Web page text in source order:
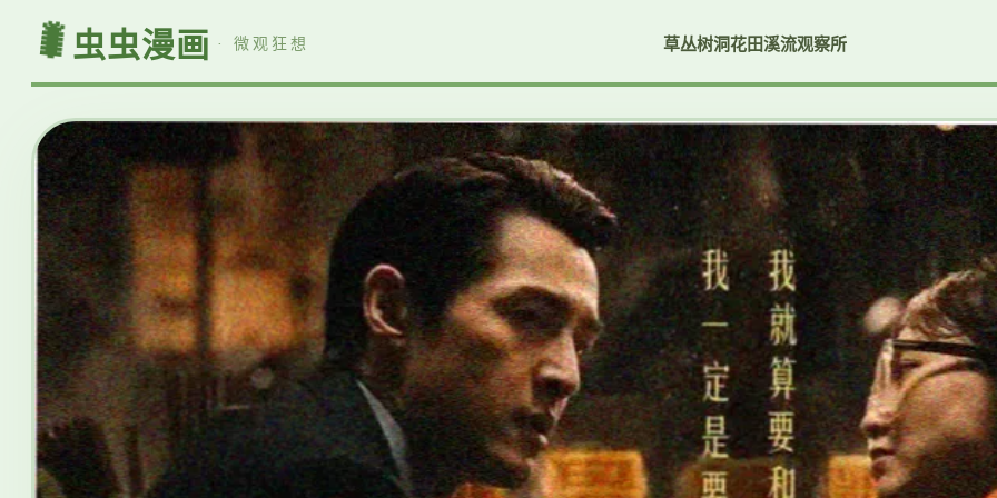
🐛虫虫漫画 · 微观狂想 草丛树洞花田溪流观察所